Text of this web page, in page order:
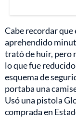
Cabe recordar que
aprehendido
trató de huir, pero
lo que fue
esquema de
portaba una
Usó una pistola
comprada en